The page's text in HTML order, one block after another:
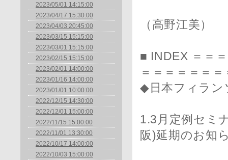
2023/05/01 14:15:00
2023/04/17 15:30:00
2023/04/03 20:45:00
2023/03/15 15:15:00
2023/03/01 15:15:00
2023/02/15 15:15:00
2023/02/01 14:00:00
2023/01/16 14:00:00
2023/01/01 10:00:00
2022/12/15 14:30:00
2022/12/01 15:00:00
2022/11/15 15:00:00
2022/11/01 13:30:00
2022/10/17 14:00:00
2022/10/03 15:00:00
（高野江美）
■ INDEX ＝＝
＝＝＝＝＝＝＝
◆日本フィラン
1.3月定例セミ
阪)延期のお知